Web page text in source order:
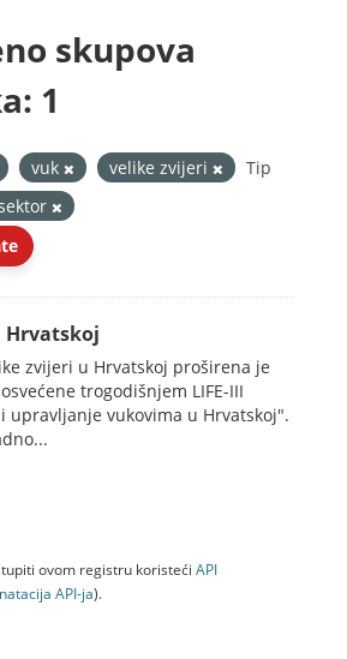
skupova
1
vuk velike zvijeri
Tip
Hrvatskoj
zvijeri u Hrvatskoj proširena je
trogodišnjem LIFE-III
upravljanje vukovima u Hrvatskoj".
ovom registru koristeći API
API-jа).